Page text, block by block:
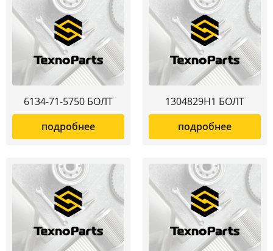
6134-71-5750 БОЛТ
подробнее
1304829H1 БОЛТ
подробнее